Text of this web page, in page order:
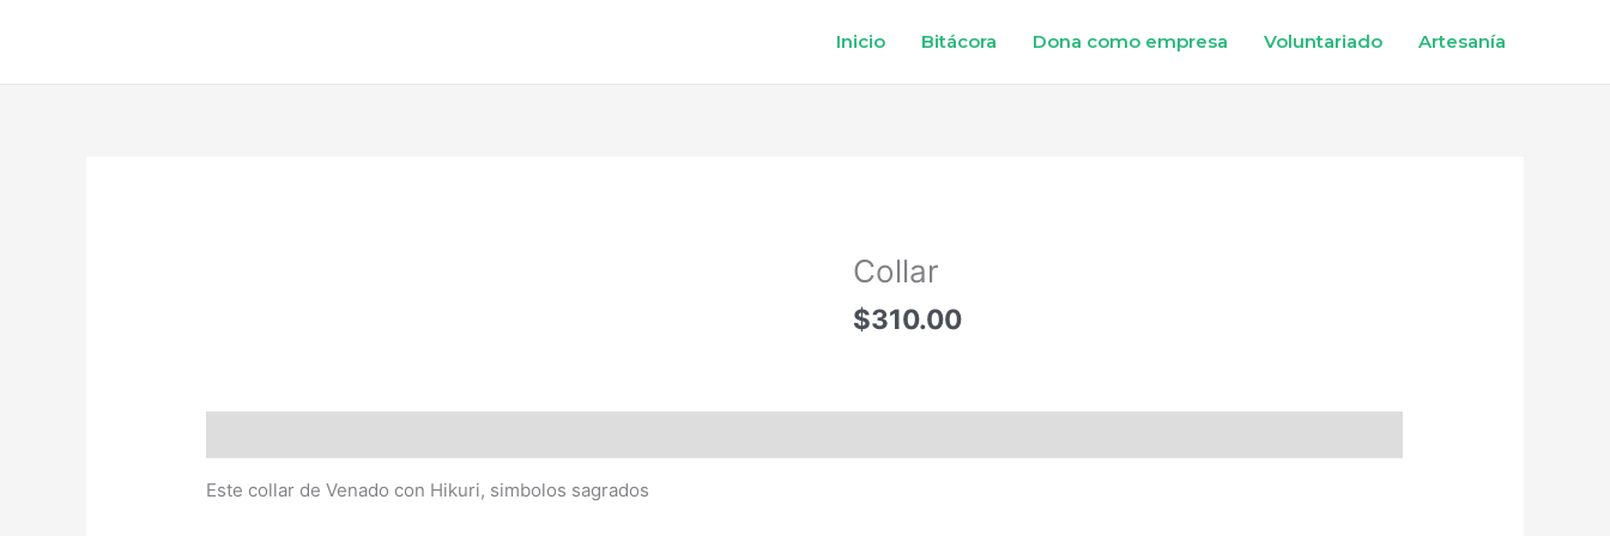
Inicio Bitácora Dona como empresa Voluntariado Artesanía
Collar
$310.00
Este collar de Venado con Hikuri, simbolos sagrados